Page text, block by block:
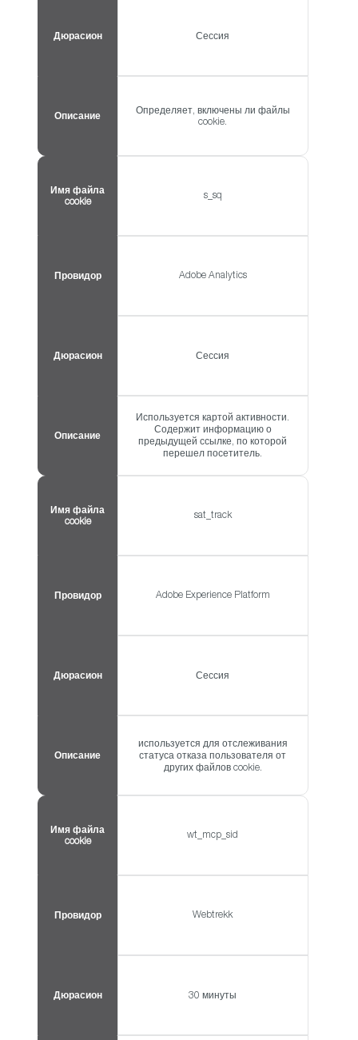
Дюрасион
Описание
Сессия
Определяет, включены ли файлы
cookie.
Имя файла
cookie
Провидор
Дюрасион
Описание
s_sq
Adobe Analytics
Сессия
Используется картой активности.
Содержит информацию о
предыдущей ссылке, по которой
перешел посетитель.
Имя файла
cookie
Провидор
Дюрасион
Описание
sat_track
Adobe Experience Platform
Сессия
используется для отслеживания
статуса отказа пользователя от
других файлов cookie.
Имя файла
cookie
Провидор
Дюрасион
wt_mcp_sid
Webtrekk
30 минуты